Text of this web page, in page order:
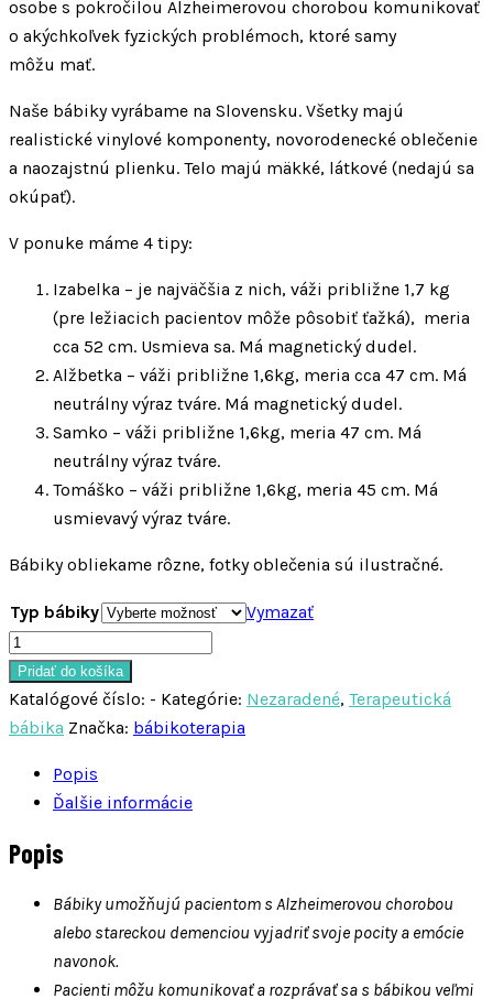
osobe s pokročilou Alzheimerovou chorobou komunikovať
o akýchkoľvek fyzických problémoch, ktoré samy
môžu mať.
Naše bábiky vyrábame na Slovensku. Všetky majú
realistické vinylové komponenty, novorodenecké oblečenie
a naozajstnú plienku. Telo majú mäkké, látkové (nedajú sa
okúpať).
V ponuke máme 4 tipy:
Izabelka – je najväčšia z nich, váži približne 1,7 kg
(pre ležiacich pacientov môže pôsobiť ťažká), meria
cca 52 cm. Usmieva sa. Má magnetický dudel.
Alžbetka – váži približne 1,6kg, meria cca 47 cm. Má
neutrálny výraz tváre. Má magnetický dudel.
Samko – váži približne 1,6kg, meria 47 cm. Má
neutrálny výraz tváre.
Tomáško – váži približne 1,6kg, meria 45 cm. Má
usmievavý výraz tváre.
Bábiky obliekame rôzne, fotky oblečenia sú ilustračné.
Typ bábiky
Vymazať
množstvo
Bábika
na
bábikoterapiu
Pridať do košíka
Katalógové číslo: - Kategórie: Nezaradené, Terapeutická
bábika Značka: bábikoterapia
Popis
Ďalšie informácie
Popis
Bábiky umožňujú pacientom s Alzheimerovou chorobou
alebo stareckou demenciou vyjadriť svoje pocity a emócie
navonok.
Pacienti môžu komunikovať a rozprávať sa s bábikou veľmi